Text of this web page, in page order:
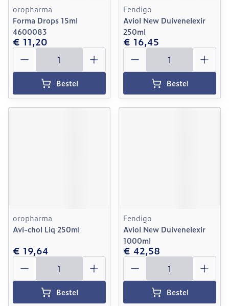
oropharma
Forma Drops 15ml
4600083
€ 11,20
Aantal
Bestel
Fendigo
Aviol New Duivenelexir
250ml
€ 16,45
Aantal
Bestel
oropharma
Avi-chol Liq 250ml
€ 19,64
Aantal
Bestel
Fendigo
Aviol New Duivenelexir
1000ml
€ 42,58
Aantal
Bestel